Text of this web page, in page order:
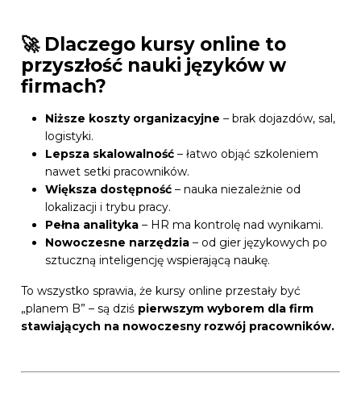
🚀 Dlaczego kursy online to
przyszłość nauki języków w
firmach?
Niższe koszty organizacyjne – brak dojazdów, sal,
logistyki.
Lepsza skalowalność – łatwo objąć szkoleniem
nawet setki pracowników.
Większa dostępność – nauka niezależnie od
lokalizacji i trybu pracy.
Pełna analityka – HR ma kontrolę nad wynikami.
Nowoczesne narzędzia – od gier językowych po
sztuczną inteligencję wspierającą naukę.
To wszystko sprawia, że kursy online przestały być
„planem B” – są dziś pierwszym wyborem dla firm
stawiających na nowoczesny rozwój pracowników.